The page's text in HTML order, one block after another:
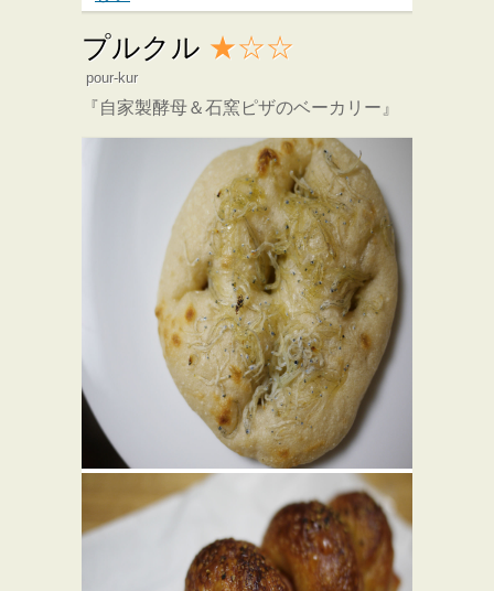
プルクル ★☆☆
pour-kur
『自家製酵母＆石窯ピザのベーカリー』